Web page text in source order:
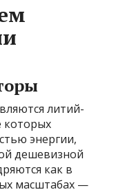
литий-
которых
энергии,
дешевизной
как в
масштабах —